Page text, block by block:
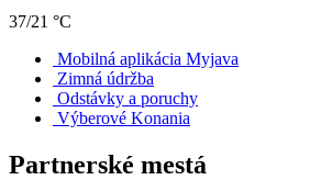
37/21 °C
Mobilná aplikácia Myjava
Zimná údržba
Odstávky a poruchy
Výberové Konania
Partnerské mestá